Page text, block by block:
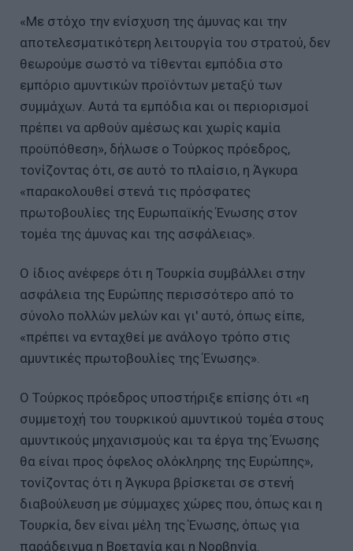
«Με στόχο την ενίσχυση της άμυνας και την
αποτελεσματικότερη λειτουργία του στρατού, δεν
θεωρούμε σωστό να τίθενται εμπόδια στο
εμπόριο αμυντικών προϊόντων μεταξύ των
συμμάχων. Αυτά τα εμπόδια και οι περιορισμοί
πρέπει να αρθούν αμέσως και χωρίς καμία
προϋπόθεση», δήλωσε ο Τούρκος πρόεδρος,
τονίζοντας ότι, σε αυτό το πλαίσιο, η Άγκυρα
«παρακολουθεί στενά τις πρόσφατες
πρωτοβουλίες της Ευρωπαϊκής Ένωσης στον
τομέα της άμυνας και της ασφάλειας».
Ο ίδιος ανέφερε ότι η Τουρκία συμβάλλει στην
ασφάλεια της Ευρώπης περισσότερο από το
σύνολο πολλών μελών και γι' αυτό, όπως είπε,
«πρέπει να ενταχθεί με ανάλογο τρόπο στις
αμυντικές πρωτοβουλίες της Ένωσης».
Ο Τούρκος πρόεδρος υποστήριξε επίσης ότι «η
συμμετοχή του τουρκικού αμυντικού τομέα στους
αμυντικούς μηχανισμούς και τα έργα της Ένωσης
θα είναι προς όφελος ολόκληρης της Ευρώπης»,
τονίζοντας ότι η Άγκυρα βρίσκεται σε στενή
διαβούλευση με σύμμαχες χώρες που, όπως και η
Τουρκία, δεν είναι μέλη της Ένωσης, όπως για
παράδειγμα η Βρετανία και η Νορβηγία.